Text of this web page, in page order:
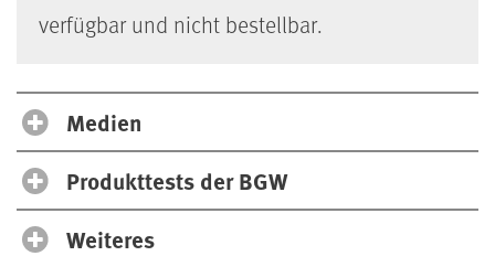
verfügbar und nicht bestellbar.
Medien
Produkttests der BGW
Weiteres